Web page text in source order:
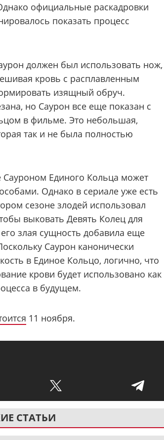
официальные раскадровки
показать процесс
должен был использовать нож,
кровь с расплавленным
изящный обруч.
но Саурон все еще показан с
в фильме. Это небольшая,
так и не была полностью
Сауроном Единого Кольца может
Однако в сериале уже есть
сезоне злодей использовал
выковать Девять Колец для
злая сущность добавила еще
Саурон канонически
в Единое Кольцо, логично, что
крови будет использовано как
в будущем.
11 ноября.
СТАТЬИ